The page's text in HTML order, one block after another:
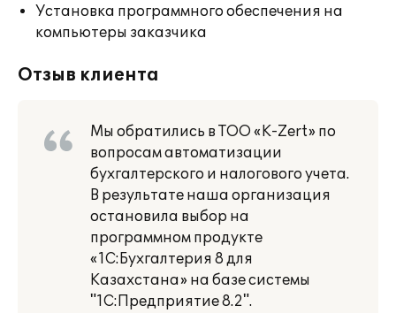
Установка программного обеспечения на
компьютеры заказчика
Отзыв клиента
Мы обратились в ТОО «K-Zert» по
вопросам автоматизации
бухгалтерского и налогового учета.
В результате наша организация
остановила выбор на
программном продукте
«1С:Бухгалтерия 8 для
Казахстана» на базе системы
"1С:Предприятие 8.2".